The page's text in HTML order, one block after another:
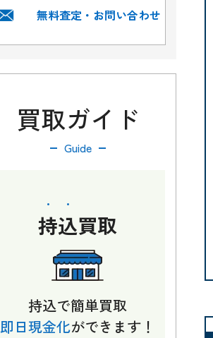
無料査定・お問い合わせ
買取ガイド
Guide
持込買取
持込で簡単買取
即日現金化ができます！